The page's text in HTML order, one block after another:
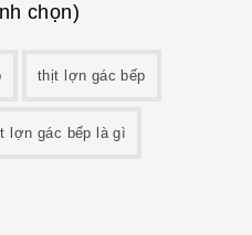
chọn)
thịt lợn gác bếp
lợn gác bếp là gì